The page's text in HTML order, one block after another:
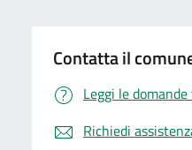
Contatta il
Leggi le
Richiedi